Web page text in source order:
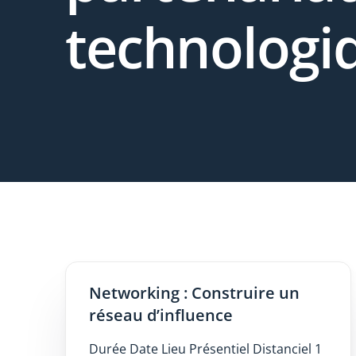
Networking : Construire un
réseau d’influence
Durée Date Lieu Présentiel Distanciel 1